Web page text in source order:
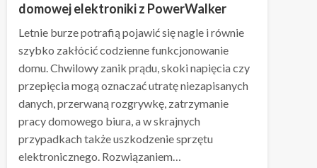
domowej elektroniki z PowerWalker
Letnie burze potrafią pojawić się nagle i równie
szybko zakłócić codzienne funkcjonowanie
domu. Chwilowy zanik prądu, skoki napięcia czy
przepięcia mogą oznaczać utratę niezapisanych
danych, przerwaną rozgrywkę, zatrzymanie
pracy domowego biura, a w skrajnych
przypadkach także uszkodzenie sprzętu
elektronicznego. Rozwiązaniem…